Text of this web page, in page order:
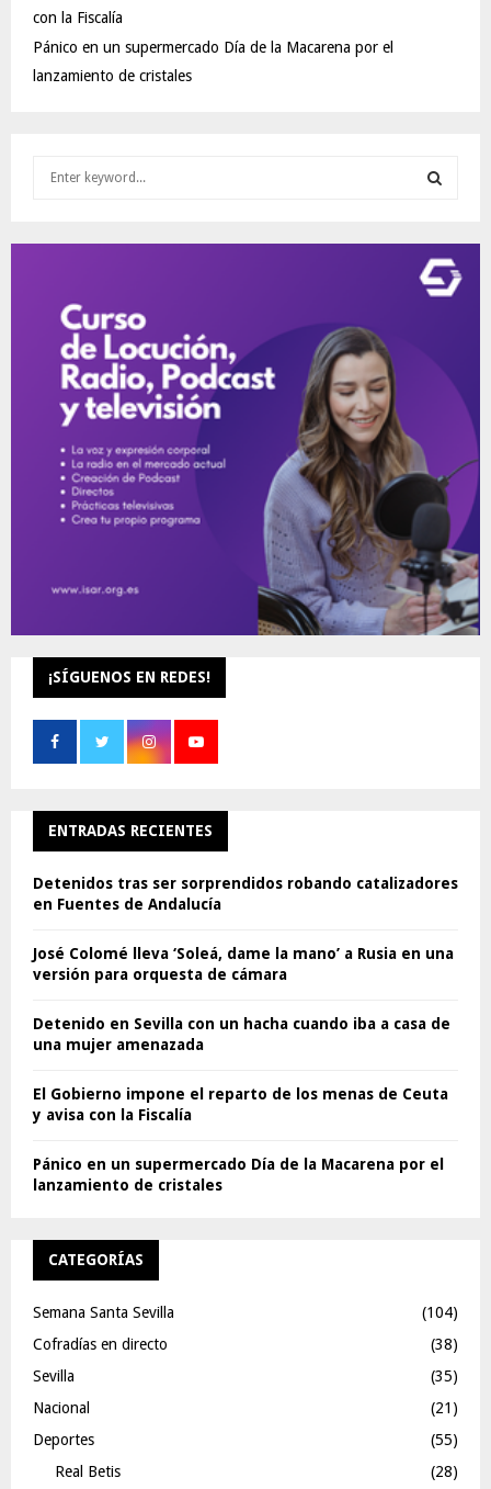
con la Fiscalía
Pánico en un supermercado Día de la Macarena por el
lanzamiento de cristales
E
¡SÍGUENOS EN REDES!
ENTRADAS RECIENTES
Detenidos tras ser sorprendidos robando catalizadores
en Fuentes de Andalucía
José Colomé lleva ‘Soleá, dame la mano’ a Rusia en una
versión para orquesta de cámara
Detenido en Sevilla con un hacha cuando iba a casa de
una mujer amenazada
El Gobierno impone el reparto de los menas de Ceuta
y avisa con la Fiscalía
Pánico en un supermercado Día de la Macarena por el
lanzamiento de cristales
CATEGORÍAS
Semana Santa Sevilla
(104)
Cofradías en directo
(38)
Sevilla
(35)
Nacional
(21)
Deportes
(55)
Real Betis
(28)